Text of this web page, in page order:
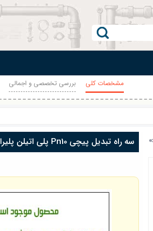
مشخصات کلی
بررسی تخصصی و اجمالی
سه راه تبدیل پیچی Pn10 پلی اتیلن پلیران